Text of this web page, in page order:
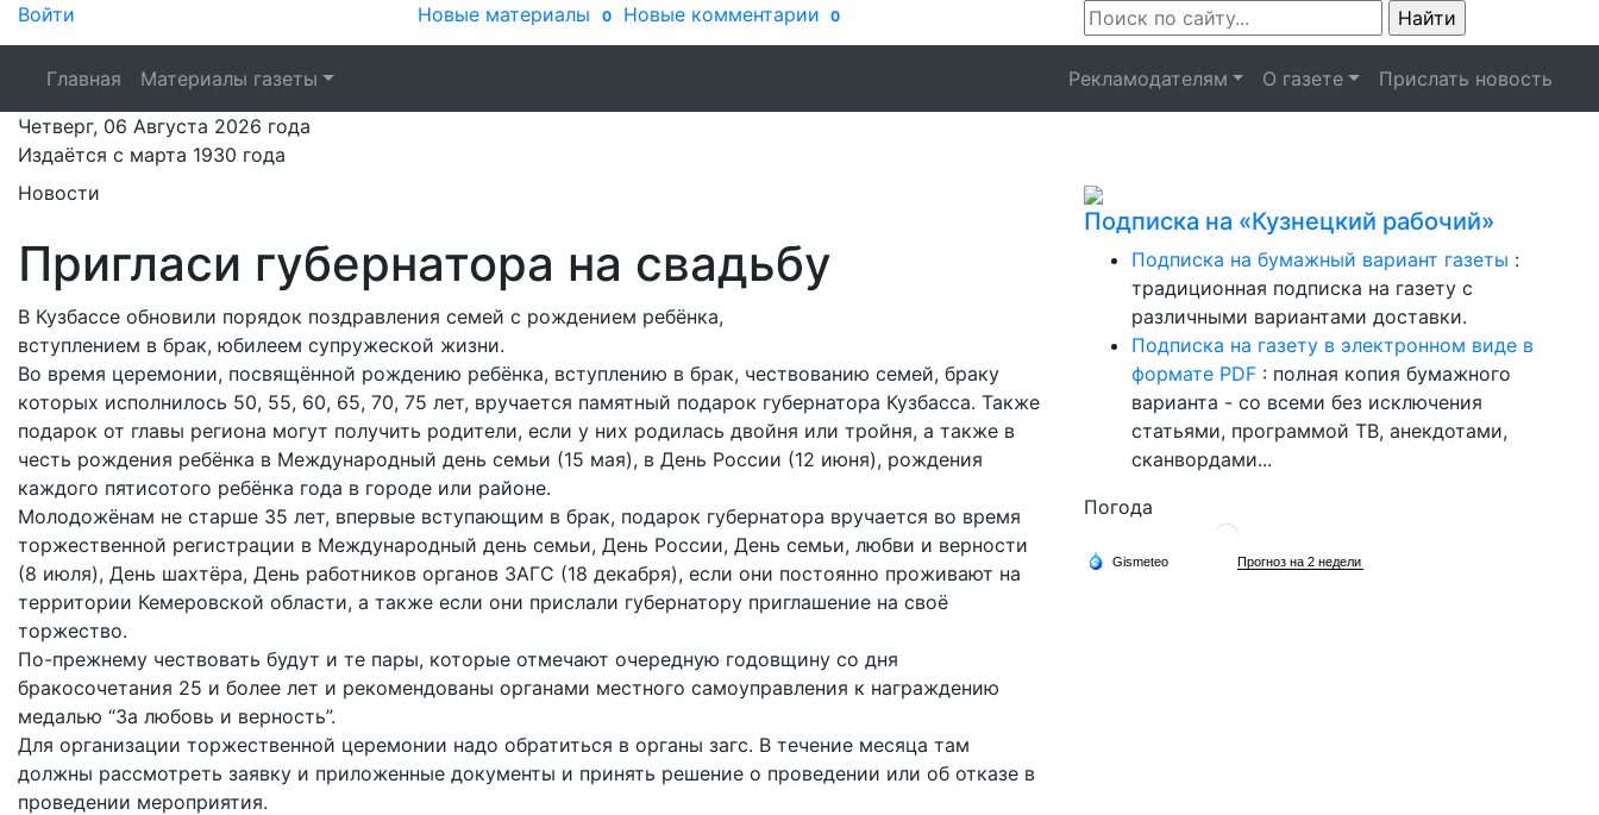
Войти Новые материалы 0 Новые комментарии 0
Главная Материалы газеты Рекламодателям О газете
Прислать новость
Четверг, 06 Августа 2026 года
Издаётся с марта 1930 года
Новости
Пригласи губернатора на свадьбу
В Кузбассе обновили порядок поздравления семей с рождением ребёнка,
вступлением в брак, юбилеем супружеской жизни.
Во время церемонии, посвящённой рождению ребёнка, вступлению в брак, чествованию семей, браку
которых исполнилось 50, 55, 60, 65, 70, 75 лет, вручается памятный подарок губернатора Кузбасса. Также
подарок от главы региона могут получить родители, если у них родилась двойня или тройня, а также в
честь рождения ребёнка в Международный день семьи (15 мая), в День России (12 июня), рождения
каждого пятисотого ребёнка года в городе или районе.
Молодожёнам не старше 35 лет, впервые вступающим в брак, подарок губернатора вручается во время
торжественной регистрации в Международный день семьи, День России, День семьи, любви и верности
(8 июля), День шахтёра, День работников органов ЗАГС (18 декабря), если они постоянно проживают на
территории Кемеровской области, а также если они прислали губернатору приглашение на своё
торжество.
По-прежнему чествовать будут и те пары, которые отмечают очередную годовщину со дня
бракосочетания 25 и более лет и рекомендованы органами местного самоуправления к награждению
медалью “За любовь и верность”.
Для организации торжественной церемонии надо обратиться в органы загс. В течение месяца там
должны рассмотреть заявку и приложенные документы и принять решение о проведении или об отказе в
проведении мероприятия.
Подписка на «Кузнецкий рабочий»
Подписка на бумажный вариант газеты :
традиционная подписка на газету с
различными вариантами доставки.
Подписка на газету в электронном виде в
формате PDF : полная копия бумажного
варианта - со всеми без исключения
статьями, программой ТВ, анекдотами,
сканвордами...
Погода